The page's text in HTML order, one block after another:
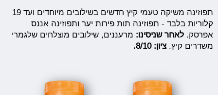
תפוזינה משיקה טעמי קיץ חדשים בשילובים מיוחדים ועד 19
קלוריות בלבד - תפוזינה תות פירות יער ותפוזינה אננס
אפרסק.לאחר שניסינו: מרעננים, שילובים מוצלחים שלגמרי
משדרים קיץ.ציון: 8/10.